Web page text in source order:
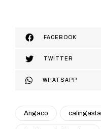
FACEBOOK
TWITTER
WHATSAPP
Angaco calingasta